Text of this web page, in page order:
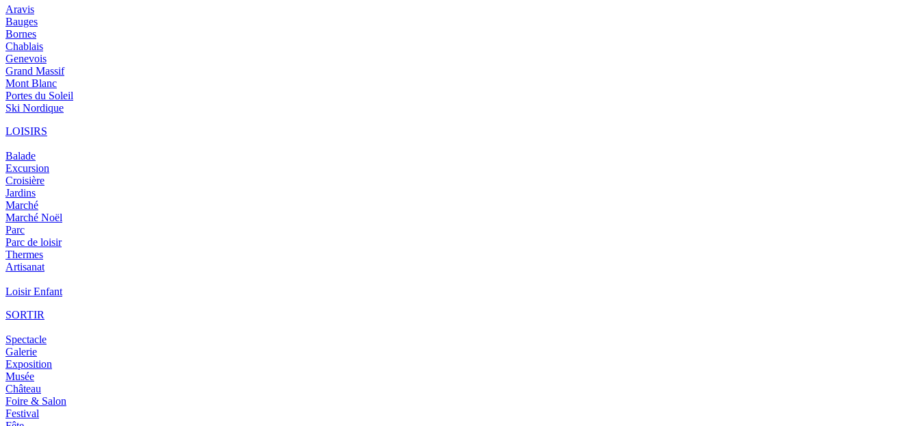
Aravis
Bauges
Bornes
Chablais
Genevois
Grand Massif
Mont Blanc
Portes du Soleil
Ski Nordique
LOISIRS
Balade
Excursion
Croisière
Jardins
Marché
Marché Noël
Parc
Parc de loisir
Thermes
Artisanat
Loisir Enfant
SORTIR
Spectacle
Galerie
Exposition
Musée
Château
Foire & Salon
Festival